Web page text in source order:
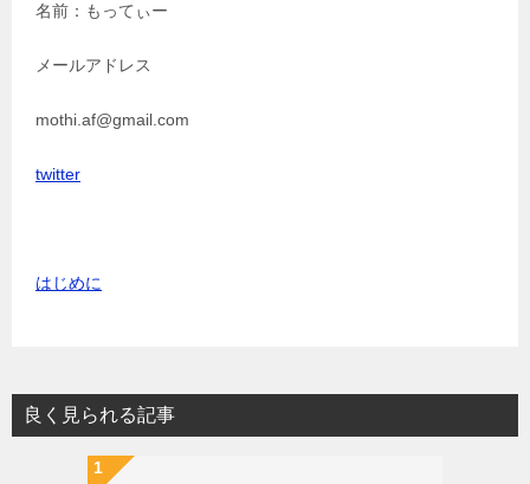
名前：もってぃー
メールアドレス
mothi.af@gmail.com
twitter
はじめに
良く見られる記事